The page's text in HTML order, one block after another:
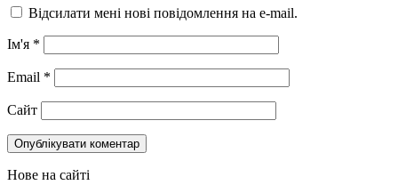
Відсилати мені нові повідомлення на e-mail.
Ім'я *
Email *
Сайт
Нове на сайті